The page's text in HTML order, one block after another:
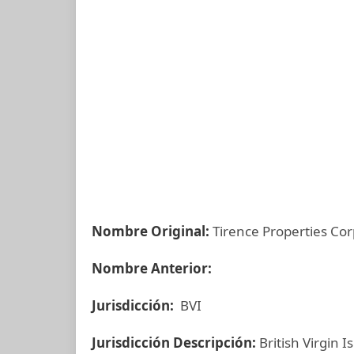
Nombre Original: Tirence Properties
Nombre Anterior:
Jurisdicción: BVI
Jurisdicción Descripción: British Virgin